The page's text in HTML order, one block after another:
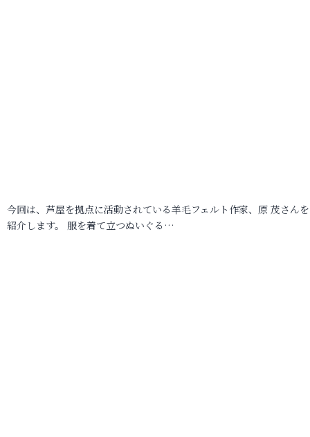
今回は、芦屋を拠点に活動されている羊毛フェルト作家、原 茂さん
紹介します。 服を着て立つぬいぐる…